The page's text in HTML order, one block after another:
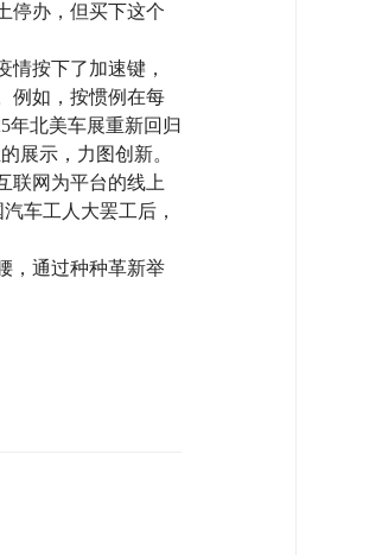
停办，但买下这个
按下了加速键，
例如，按惯例在每
年北美车展重新回归
展示，力图创新。
联网为平台的线上
车工人大罢工后，
，通过种种革新举